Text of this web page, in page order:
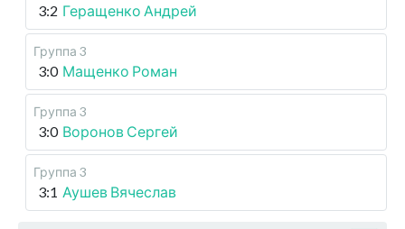
3:2 Геращенко Андрей
Группа 3
3:0 Мащенко Роман
Группа 3
3:0 Воронов Сергей
Группа 3
3:1 Аушев Вячеслав